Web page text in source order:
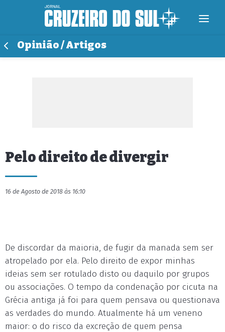
Opinião / Artigos
Pelo direito de divergir
16 de Agosto de 2018 às 16:10
De discordar da maioria, de fugir da manada sem ser
atropelado por ela. Pelo direito de expor minhas
ideias sem ser rotulado disto ou daquilo por grupos
ou associações. O tempo da condenação por cicuta na
Grécia antiga já foi para quem pensava ou questionava
as verdades do mundo. Atualmente há um veneno
maior: o do risco da excreção de quem pensa